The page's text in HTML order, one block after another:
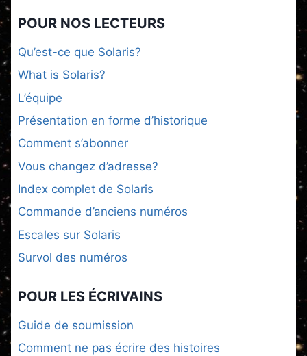
POUR NOS LECTEURS
Qu’est-ce que Solaris?
What is Solaris?
L’équipe
Présentation en forme d’historique
Comment s’abonner
Vous changez d’adresse?
Index complet de Solaris
Commande d’anciens numéros
Escales sur Solaris
Survol des numéros
POUR LES ÉCRIVAINS
Guide de soumission
Comment ne pas écrire des histoires